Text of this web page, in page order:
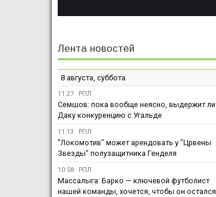
Лента новостей
8 августа, суббота
11:27 РПЛ
Семшов: пока вообще неясно, выдержит ли
Даку конкуренцию с Угальде
11:13 РПЛ
"Локомотив" может арендовать у "Црвены
Звезды" полузащитника Генделя
10:58 РПЛ
Массалыга: Барко — ключевой футболист
нашей команды, хочется, чтобы он остался